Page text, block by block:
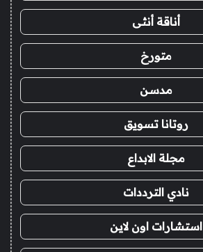
أناقة أنثى
متورخ
مدسن
روتانا تسويق
مجلة الابداع
نادي الترددات
استشارات اون لاين